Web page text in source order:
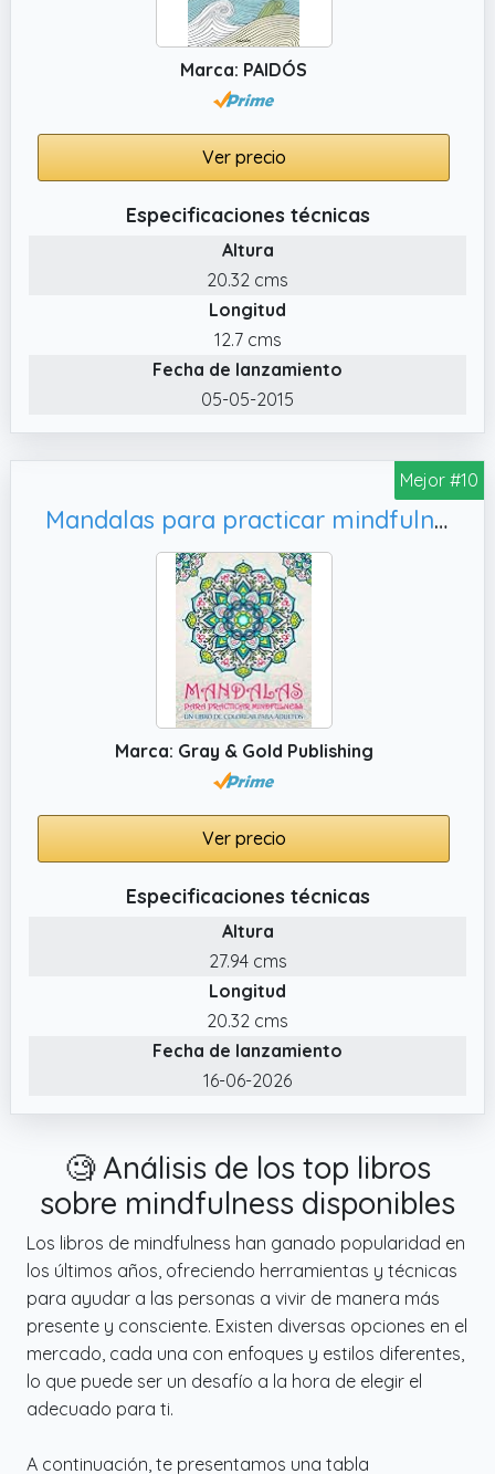
Marca: PAIDÓS
Ver precio
Especificaciones técnicas
Altura
20.32 cms
Longitud
12.7 cms
Fecha de lanzamiento
05-05-2015
Mejor #10
Mandalas para practicar mindfulness: Un libro de colorear para adultos
Marca: Gray & Gold Publishing
Ver precio
Especificaciones técnicas
Altura
27.94 cms
Longitud
20.32 cms
Fecha de lanzamiento
16-06-2026
🧐 Análisis de los top libros
sobre mindfulness disponibles
Los libros de mindfulness han ganado popularidad en
los últimos años, ofreciendo herramientas y técnicas
para ayudar a las personas a vivir de manera más
presente y consciente. Existen diversas opciones en el
mercado, cada una con enfoques y estilos diferentes,
lo que puede ser un desafío a la hora de elegir el
adecuado para ti.
A continuación, te presentamos una tabla